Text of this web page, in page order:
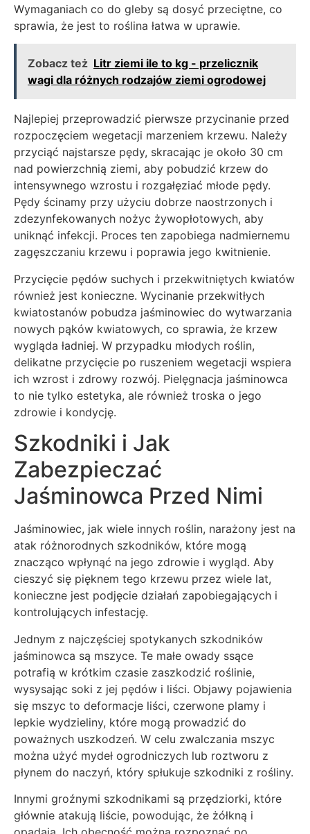
Wymaganiach co do gleby są dosyć przeciętne, co
sprawia, że jest to roślina łatwa w uprawie.
Zobacz też Litr ziemi ile to kg - przelicznik
wagi dla różnych rodzajów ziemi ogrodowej
Najlepiej przeprowadzić pierwsze przycinanie przed
rozpoczęciem wegetacji marzeniem krzewu. Należy
przyciąć najstarsze pędy, skracając je około 30 cm
nad powierzchnią ziemi, aby pobudzić krzew do
intensywnego wzrostu i rozgałęziać młode pędy.
Pędy ścinamy przy użyciu dobrze naostrzonych i
zdezynfekowanych nożyc żywopłotowych, aby
uniknąć infekcji. Proces ten zapobiega nadmiernemu
zagęszczaniu krzewu i poprawia jego kwitnienie.
Przycięcie pędów suchych i przekwitniętych kwiatów
również jest konieczne. Wycinanie przekwitłych
kwiatostanów pobudza jaśminowiec do wytwarzania
nowych pąków kwiatowych, co sprawia, że krzew
wygląda ładniej. W przypadku młodych roślin,
delikatne przycięcie po ruszeniem wegetacji wspiera
ich wzrost i zdrowy rozwój. Pielęgnacja jaśminowca
to nie tylko estetyka, ale również troska o jego
zdrowie i kondycję.
Szkodniki i Jak
Zabezpieczać
Jaśminowca Przed Nimi
Jaśminowiec, jak wiele innych roślin, narażony jest na
atak różnorodnych szkodników, które mogą
znacząco wpłynąć na jego zdrowie i wygląd. Aby
cieszyć się pięknem tego krzewu przez wiele lat,
konieczne jest podjęcie działań zapobiegających i
kontrolujących infestację.
Jednym z najczęściej spotykanych szkodników
jaśminowca są mszyce. Te małe owady ssące
potrafią w krótkim czasie zaszkodzić roślinie,
wysysając soki z jej pędów i liści. Objawy pojawienia
się mszyc to deformacje liści, czerwone plamy i
lepkie wydzieliny, które mogą prowadzić do
poważnych uszkodzeń. W celu zwalczania mszyc
można użyć mydeł ogrodniczych lub roztworu z
płynem do naczyń, który spłukuje szkodniki z rośliny.
Innymi groźnymi szkodnikami są przędziorki, które
głównie atakują liście, powodując, że żółkną i